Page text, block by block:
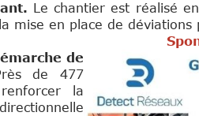
Le chantier est réalisé
en place de déviations
de
de 477
la